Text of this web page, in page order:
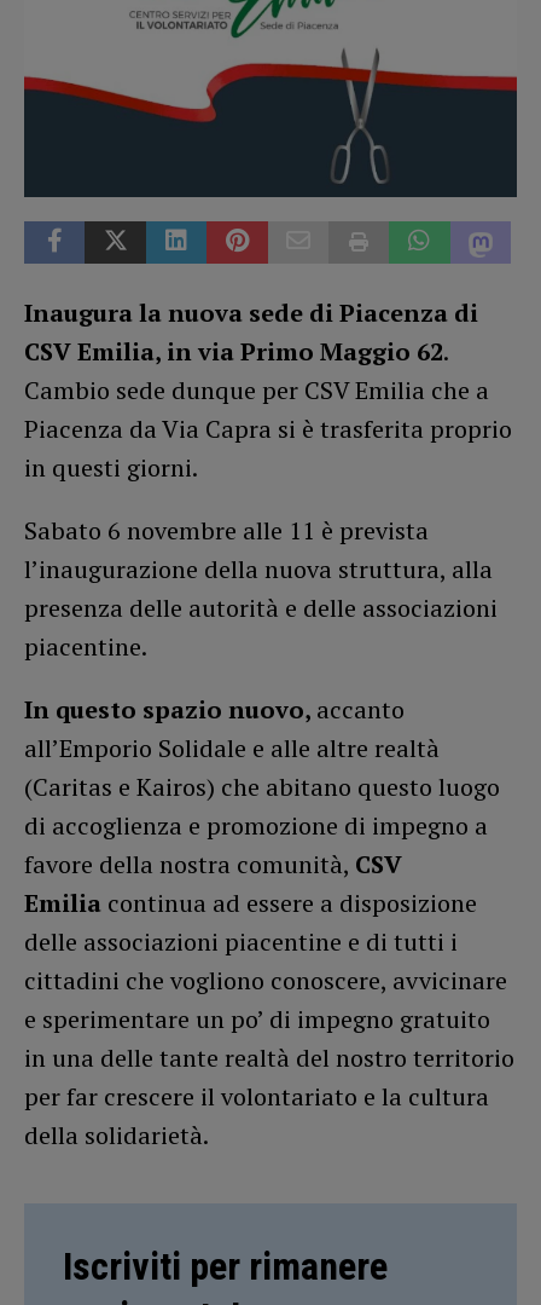
Inaugura la nuova sede di Piacenza di
CSV Emilia, in via Primo Maggio 62.
Cambio sede dunque per CSV Emilia che a
Piacenza da Via Capra si è trasferita proprio
in questi giorni.
Sabato 6 novembre alle 11 è prevista
l’inaugurazione della nuova struttura, alla
presenza delle autorità e delle associazioni
piacentine.
In questo spazio nuovo, accanto
all’Emporio Solidale e alle altre realtà
(Caritas e Kairos) che abitano questo luogo
di accoglienza e promozione di impegno a
favore della nostra comunità, CSV
Emilia continua ad essere a disposizione
delle associazioni piacentine e di tutti i
cittadini che vogliono conoscere, avvicinare
e sperimentare un po’ di impegno gratuito
in una delle tante realtà del nostro territorio
per far crescere il volontariato e la cultura
della solidarietà.
Iscriviti per rimanere